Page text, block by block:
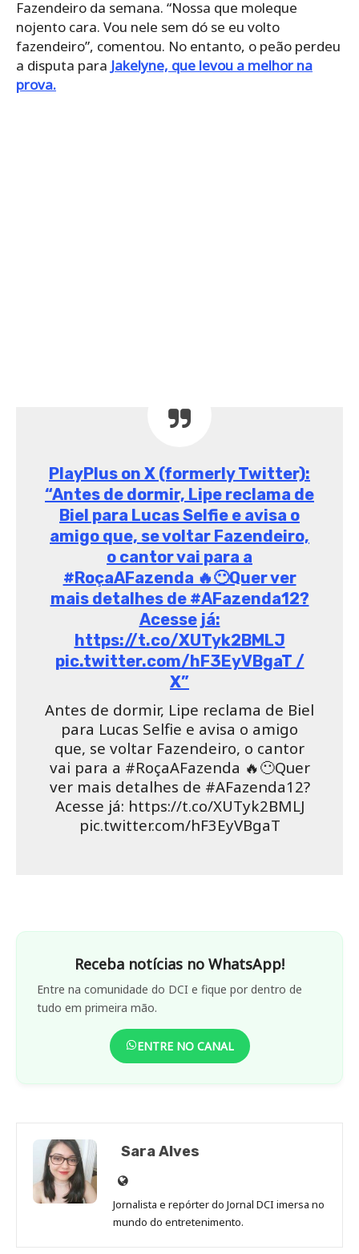
Fazendeiro da semana. “Nossa que moleque
nojento cara. Vou nele sem dó se eu volto
fazendeiro”, comentou. No entanto, o peão perdeu
a disputa para Jakelyne, que levou a melhor na
prova.
PlayPlus on X (formerly Twitter):
“Antes de dormir, Lipe reclama de
Biel para Lucas Selfie e avisa o
amigo que, se voltar Fazendeiro,
o cantor vai para a
#RoçaAFazenda 🔥😶Quer ver
mais detalhes de #AFazenda12?
Acesse já:
https://t.co/XUTyk2BMLJ
pic.twitter.com/hF3EyVBgaT /
X”
Antes de dormir, Lipe reclama de Biel
para Lucas Selfie e avisa o amigo
que, se voltar Fazendeiro, o cantor
vai para a #RoçaAFazenda 🔥😶Quer
ver mais detalhes de #AFazenda12?
Acesse já: https://t.co/XUTyk2BMLJ
pic.twitter.com/hF3EyVBgaT
Receba notícias no WhatsApp!
Entre na comunidade do DCI e fique por dentro de
tudo em primeira mão.
ENTRE NO CANAL
Sara Alves
Site
de
Sara
Jornalista e repórter do Jornal DCI imersa no
mundo do entretenimento.